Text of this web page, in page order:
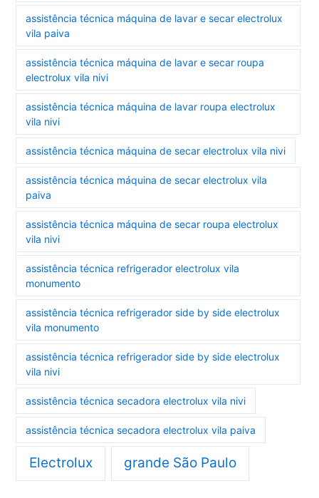
assistência técnica máquina de lavar e secar electrolux
vila paiva
assistência técnica máquina de lavar e secar roupa
electrolux vila nivi
assistência técnica máquina de lavar roupa electrolux
vila nivi
assistência técnica máquina de secar electrolux vila nivi
assistência técnica máquina de secar electrolux vila
paiva
assistência técnica máquina de secar roupa electrolux
vila nivi
assistência técnica refrigerador electrolux vila
monumento
assistência técnica refrigerador side by side electrolux
vila monumento
assistência técnica refrigerador side by side electrolux
vila nivi
assistência técnica secadora electrolux vila nivi
assistência técnica secadora electrolux vila paiva
Electrolux grande São Paulo